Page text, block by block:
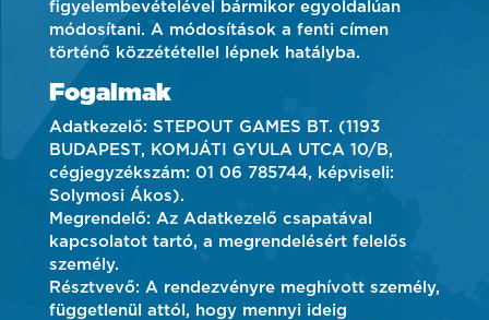
figyelembevételével bármikor egyoldalúan
módosítani. A módosítások a fenti címen
történő közzététellel lépnek hatályba.
Fogalmak
Adatkezelő: STEPOUT GAMES BT. (1193
BUDAPEST, KOMJÁTI GYULA UTCA 10/B,
cégjegyzékszám: 01 06 785744, képviseli:
Solymosi Ákos).
Megrendelő: Az Adatkezelő csapatával
kapcsolatot tartó, a megrendelésért felelős
személy.
Résztvevő: A rendezvényre meghívott személy,
függetlenül attól, hogy mennyi ideig